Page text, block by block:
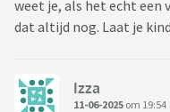
weet je, als het echt een
dat altijd nog. Laat je
Izza
11-06-2025 om 19:54